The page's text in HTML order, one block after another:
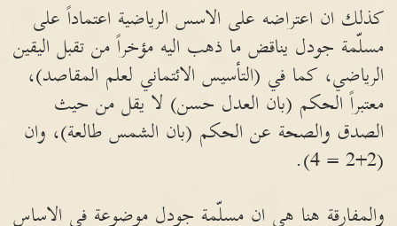
كذلك ان اعتراضه على الاسس الرياضية اعتماداً على
مسلّمة جودل يناقض ما ذهب اليه مؤخراً من تقبل اليقين
الرياضي، كما في (التأسيس الائتماني لعلم المقاصد)،
معتبراً الحكم (بان العدل حسن) لا يقل من حيث
الصدق والصحة عن الحكم (بان الشمس طالعة)، وان
(2+2 = 4).
والمفارقة هنا هي ان مسلّمة جودل موضوعة في الاساس